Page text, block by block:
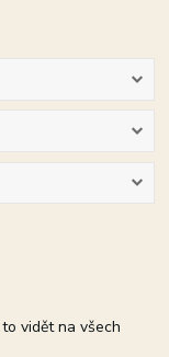
vidět na všech